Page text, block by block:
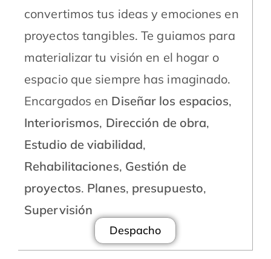
convertimos tus ideas y emociones en
proyectos tangibles. Te guiamos para
materializar tu visión en el hogar o
espacio que siempre has imaginado.
Encargados en Diseñar los espacios,
Interiorismos, Dirección de obra,
Estudio de viabilidad,
Rehabilitaciones, Gestión de
proyectos. Planes, presupuesto,
Supervisión
Despacho